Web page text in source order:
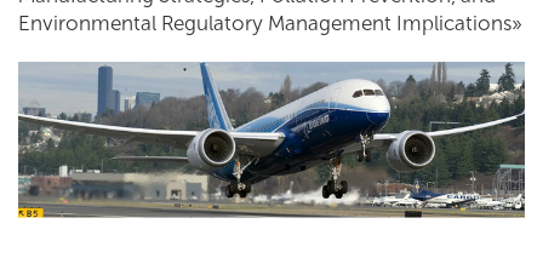
Environmental Regulatory Management Implications»